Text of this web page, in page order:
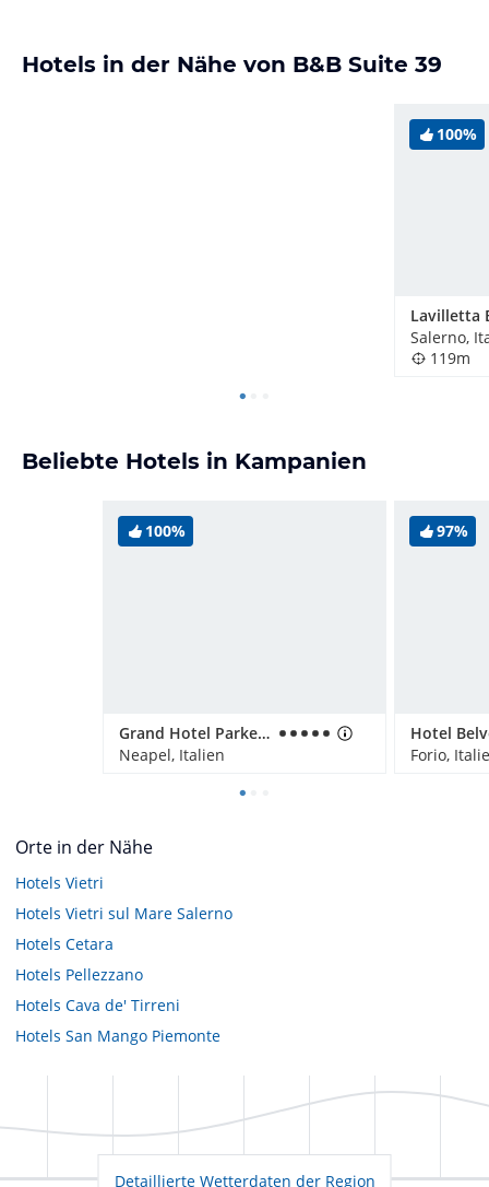
Hotels in der Nähe von B&B Suite 39
100%
Lavilletta
Salerno,
119m
Beliebte Hotels in Kampanien
100%
Grand Hotel Parker's
Neapel, Italien
97%
Hotel
Forio,
Orte in der Nähe
Hotels Vietri
Hotels Vietri sul Mare Salerno
Hotels Cetara
Hotels Pellezzano
Hotels Cava de' Tirreni
Hotels San Mango Piemonte
Detaillierte Wetterdaten der Region